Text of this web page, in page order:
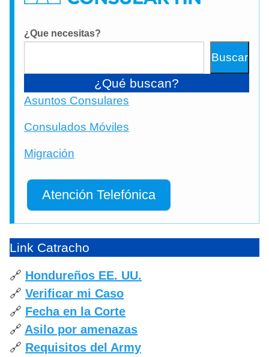
¿Que necesitas?
Buscar
¿Qué buscan?
Asuntos Consulares
Consulados Móviles
Migración
Atención Telefónica
Link Catracho
🔗 Hondureños EE. UU.
🔗 Verificar mi Caso
🔗 Fecha en la Corte
🔗 Asilo por amenazas
🔗 Requisitos del Army